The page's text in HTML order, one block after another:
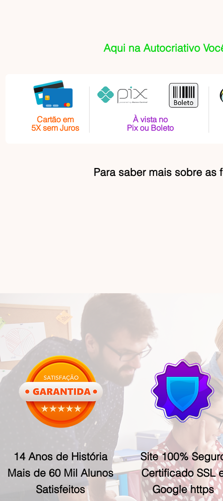
Aqui na Autocriativo
Cartão em
5X sem Juros
À vista no
Pix ou Boleto
Para saber mais sobre
14 Anos de História
Mais de 60 Mil Alunos
Satisfeitos
Site 100%
Certificado SSL
Google https